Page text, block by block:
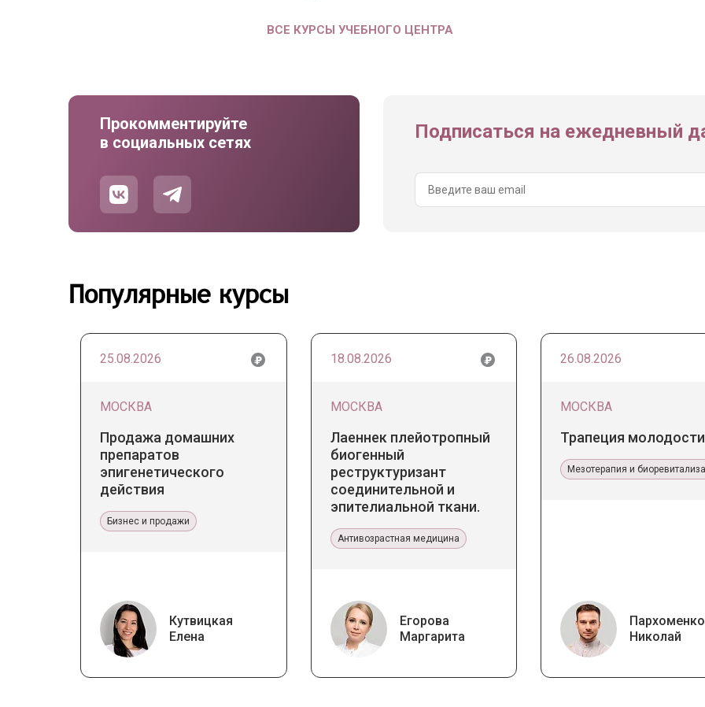
ВСЕ КУРСЫ УЧЕБНОГО ЦЕНТРА
Прокомментируйте
в социальных сетях
Подписаться на ежедневный
Популярные курсы
25.08.2026
МОСКВА
Продажа домашних
препаратов
эпигенетического
действия
Бизнес и продажи
Кутвицкая
Елена
18.08.2026
МОСКВА
Лаеннек плейотропный
биогенный
реструктуризант
соединительной и
эпителиальной ткани.
эстетической медицине
Антивозрастная медицина
Егорова
Маргарита
26.08.2026
МОСКВА
Трапеция молодости
Мезотерапия и
Пархоменко
Николай